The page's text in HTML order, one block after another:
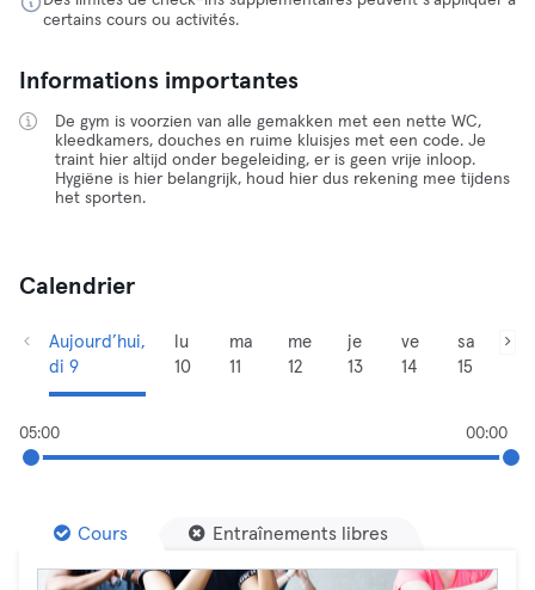
certains cours ou activités.
Informations importantes
De gym is voorzien van alle gemakken met een nette WC,
kleedkamers, douches en ruime kluisjes met een code. Je
traint hier altijd onder begeleiding, er is geen vrije inloop.
Hygiëne is hier belangrijk, houd hier dus rekening mee tijdens
het sporten.
Calendrier
Aujourd’hui,
di 9
lu
10
ma
11
me
12
je
13
ve
14
sa
15
05:00 00:00
Cours Entraînements libres